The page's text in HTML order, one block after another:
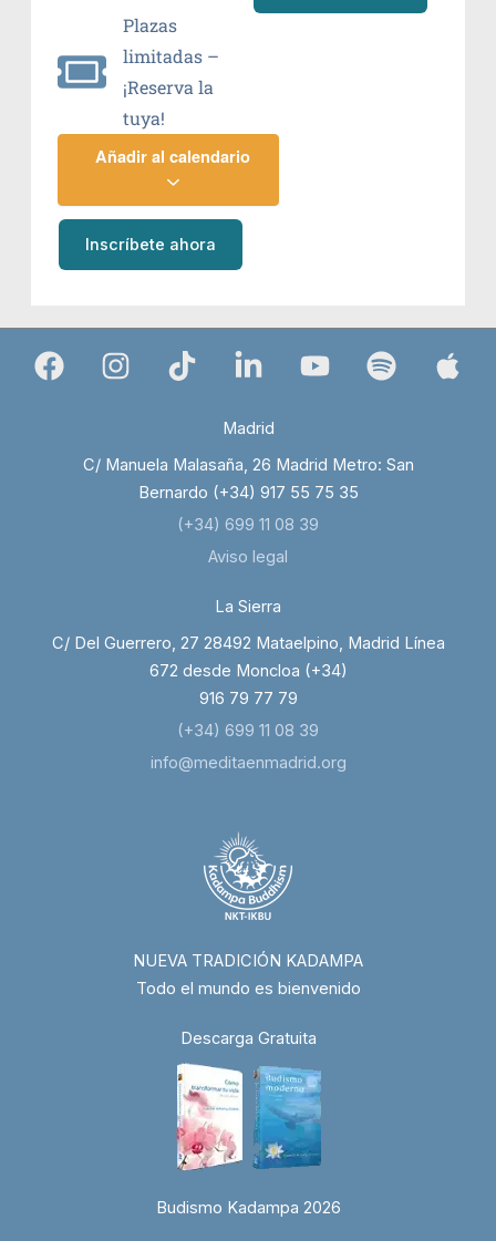
Plazas
limitadas –
¡Reserva la
tuya!
Inscríbete ahora
Madrid
C/ Manuela Malasaña, 26 Madrid Metro: San
Bernardo (+34) 917 55 75 35
(+34) 699 11 08 39
Aviso legal
La Sierra
C/ Del Guerrero, 27 28492 Mataelpino, Madrid Línea
672 desde Moncloa (+34)
916 79 77 79
(+34) 699 11 08 39
info@meditaenmadrid.org
NUEVA TRADICIÓN KADAMPA
Todo el mundo es bienvenido
Descarga Gratuita
Budismo Kadampa 2026